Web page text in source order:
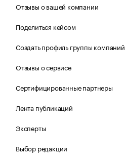
Отзывы о вашей компании
Поделиться кейсом
Создать профиль группы компаний
Отзывы о сервисе
Сертифицированные партнеры
Лента публикаций
Эксперты
Выбор редакции